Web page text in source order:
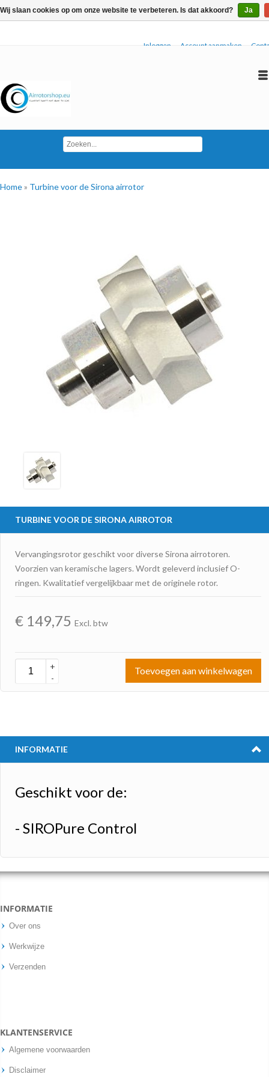
Inloggen Account aanmaken
Home» Turbine voor de Sirona airrotor
TURBINE VOOR DE SIRONA AIRROTOR
Vervangingsrotor geschikt voor diverse Sirona airrotoren.
Voorzien van keramische lagers. Wordt geleverd inclusief O-
ringen. Kwalitatief vergelijkbaar met de originele rotor.
€ 149,75 Excl. btw
+
-
Toevoegen aan winkelwagen
INFORMATIE
Geschikt voor de:
- SIROPure Control
INFORMATIE
Over ons
Werkwijze
Verzenden
KLANTENSERVICE
Algemene voorwaarden
Disclaimer
Wij slaan cookies op om onze website te verbeteren. Is dat akkoord? Ja